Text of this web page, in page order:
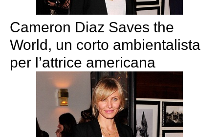
Cameron Diaz Saves the
World, un corto ambientalista
per l’attrice americana